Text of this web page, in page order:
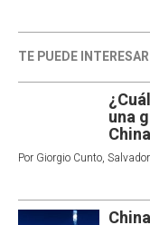
TE PUEDE INTERESAR
una
Por Giorgio Cunto,